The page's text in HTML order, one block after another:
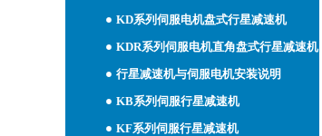
KD系列伺服电机盘式行星减速机
KDR系列伺服电机直角盘式行星减速机
行星减速机与伺服电机安装说明
KB系列伺服行星减速机
KF系列伺服行星减速机